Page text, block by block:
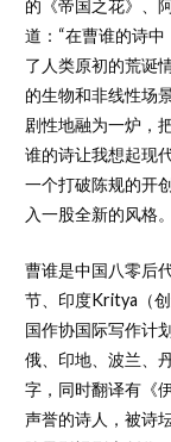
的《帝国之花》、
道：“在曹谁的诗
了人类原初的荒诞
的生物和非线性场
剧性地融为一炉，
谁的诗让我想起现
一个打破陈规的开
入一股全新的风格
曹谁是中国八零后
节、印度Kritya（
国作协国际写作计
俄、印地、波兰、
字，同时翻译有《
声誉的诗人，被诗